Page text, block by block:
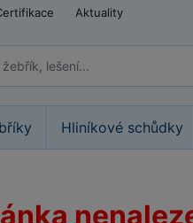
Aktuality
Hliníkové schůdky